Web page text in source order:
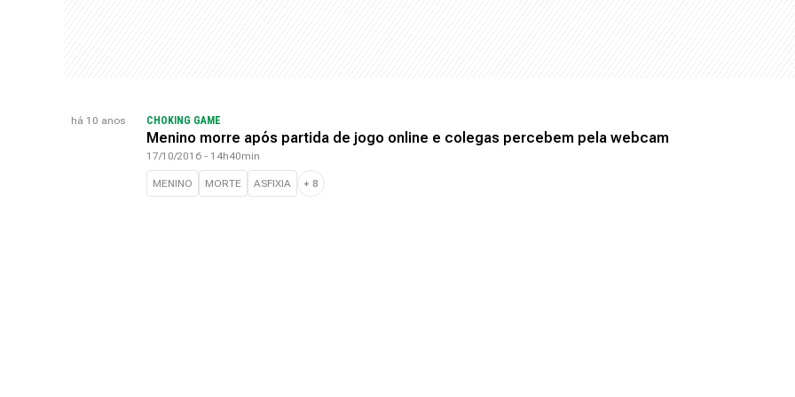
há 10 anos CHOKING GAME
Menino morre após partida de jogo online e colegas percebem pela webcam
17/10/2016 - 14h40min
MENINO MORTE ASFIXIA + 8